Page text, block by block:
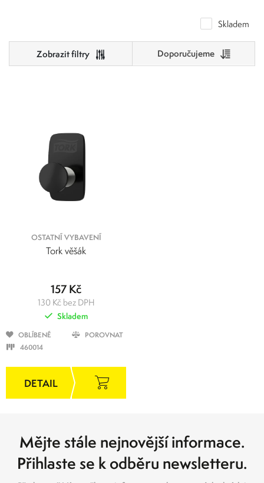
Skladem
Doporučujeme
125
OSTATNÍ VYBAVENÍ
Tork věšák
157 Kč
130 Kč bez DPH
Skladem
OBLÍBENÉ
POROVNAT
460014
Mějte stále nejnovější informace.
Přihlaste se k odběru newsletteru.